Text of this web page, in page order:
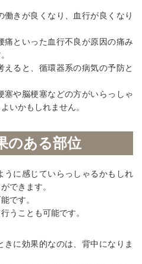
きが良くなり、血行が良くなり
痛といった血行不良が原因の痛み
ると、循環器系の病気の予防と
塞や脳梗塞などの方がいらっしゃ
いかもしれません。
のある部位
うに感じていらっしゃるかもしれ
できます。
です。
うことも可能です。
に効果的なのは、背中になりま